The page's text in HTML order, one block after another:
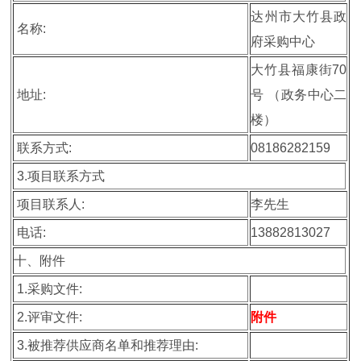
名称:
达州市大竹县政
府采购中心
地址:
大竹县福康街70
号 （政务中心二
楼）
联系方式: 08186282159
3.项目联系方式
项目联系人: 李先生
电话: 13882813027
十、附件
1.采购文件:
2.评审文件: 附件
3.被推荐供应商名单和推荐理由: